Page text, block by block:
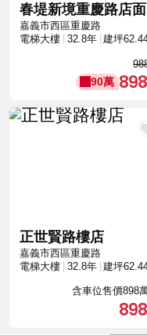
春堤新境重慶路店面
嘉義市西區重慶路
電梯大樓
32.8年 建坪
90萬 898
正世賢路樓店
嘉義市西區重慶路
電梯大樓
32.8年 建坪
含車位售價898
898